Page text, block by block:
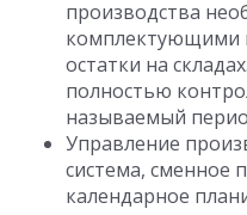
производства
комплектующими
остатки на
полностью
называемый
Управление
система, сменное
календарное